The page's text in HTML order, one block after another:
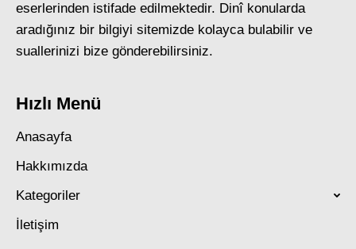
eserlerinden istifade edilmektedir. Dinî konularda
aradığınız bir bilgiyi sitemizde kolayca bulabilir ve
suallerinizi bize gönderebilirsiniz.
Hızlı Menü
Anasayfa
Hakkımızda
Kategoriler
İletişim